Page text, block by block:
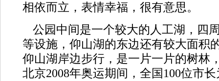
相依而立，表情幸福，很有意思。
公园中间是一个较大的人工湖，四
等设施，仰山湖的东边还有较大面积
仰山湖岸边步行，是一片一片的树林
北京2008年奥运期间，全国 100位市长